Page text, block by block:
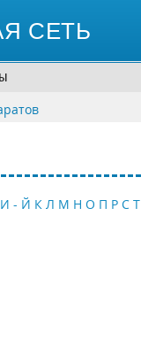
СЕТЬ
И - Й К Л М Н О П Р С Т